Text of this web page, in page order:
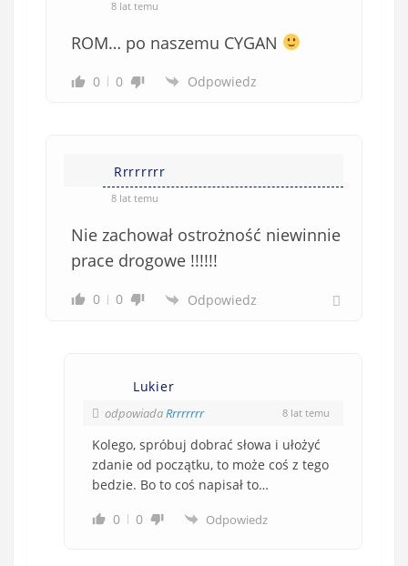
8 lat temu
ROM… po naszemu CYGAN
0 0 Odpowiedz
Rrrrrrrr
8 lat temu
Nie zachował ostrożność niewinnie
prace drogowe !!!!!!
0 0 Odpowiedz
Lukier
odpowiadaRrrrrrrr 8 lat temu
Kolego, spróbuj dobrać słowa i ułożyć
zdanie od początku, to może coś z tego
bedzie. Bo to coś napisał to…
0
0 Odpowiedz